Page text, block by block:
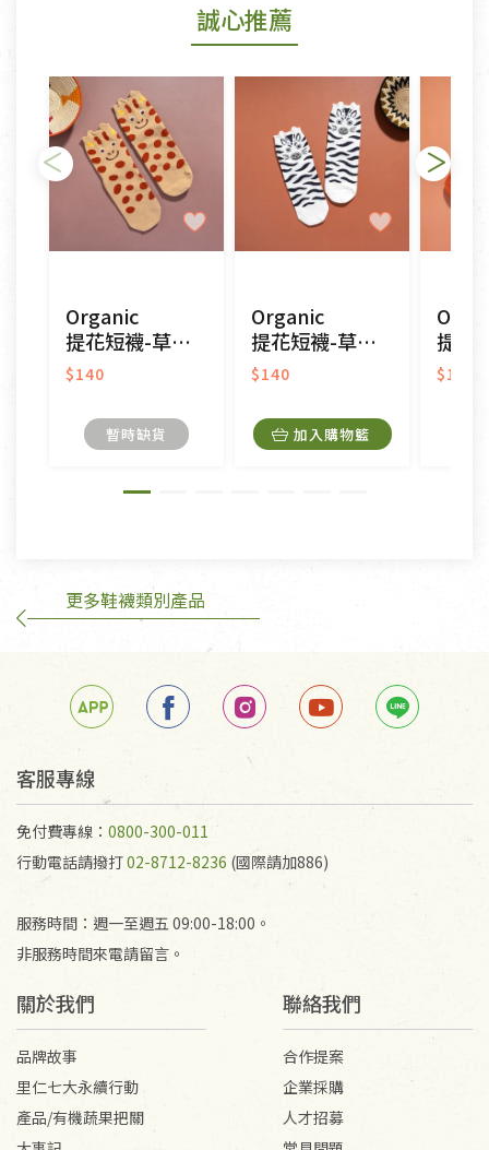
若您購買的商品有下列「不適用七天鑑賞期商品」情
形者，除商品瑕疵以外，恕不接受退換貨.
依消保法之規定提供該商品七天免費鑑賞期(含例假
日)的服務，原則上若商品未經使用或被汙損(除商品
瑕疵)，一般皆可申請退換貨。
不適用七天鑑賞期商品：
以數位或電磁紀錄形式儲存之商品、易於變質或損壞
接受原片換新。
衣飾鞋類-如T恤，如於送達後水洗或污損者。
美容保養用品、內衣褲、襪子、口罩等私人消耗性產
內衣褲、襪子、口罩個人衛生用品除商品本身有瑕疵
外,依據《通訊交易解除權合理例外情事適用準
訂購手抄稿退貨需知：
若未保持原包裝方式或未使用原箱退回，導致書籍有
任何折損、磨損、污損或凹角，將不接受退貨，也不
不接受退貨之手抄稿，為敬重法寶故，里仁網購無法
代為結緣處理等。 若需將手抄稿寄還給消費者，因而
產生的運費100元/箱將由消費者負擔。
誠心推薦
Organic
提花短襪-草原同樂(黃色)
$140
暫時缺貨
Organic
提花短襪-草原同樂(白色)
$140
加入購物籃
提花短襪(
$140
更多鞋襪類別產品
客服專線
免付費專線： 0800-300-011
行動電話請撥打02-8712-8236 (國際請加886)
服務時間：週一至週五 09:00-18:00。
非服務時間來電請留言。
關於我們
品牌故事
里仁七大永續行動
產品/有機蔬果把關
聯絡我們
合作提案
企業採購
人才招募